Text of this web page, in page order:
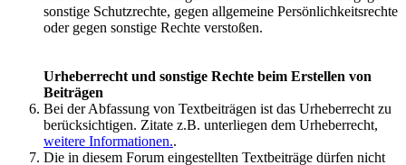
sonstige Schutzrechte, gegen allgemeine Persönlichkeitsrechte
oder gegen sonstige Rechte verstoßen.
Urheberrecht und sonstige Rechte beim Erstellen von
Beiträgen
Bei der Abfassung von Textbeiträgen ist das Urheberrecht zu
berücksichtigen. Zitate z.B. unterliegen dem Urheberrecht,
weitere Informationen..
Die in diesem Forum eingestellten Textbeiträge dürfen nicht